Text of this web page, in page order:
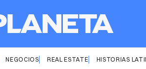
NEGOCIOS REAL ESTATE HISTORIAS